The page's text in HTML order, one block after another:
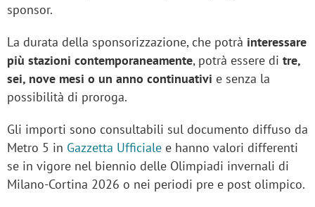
sponsor.
La durata della sponsorizzazione, che potrà interessare
più stazioni contemporaneamente, potrà essere di tre,
sei, nove mesi o un anno continuativi e senza la
possibilità di proroga.
Gli importi sono consultabili sul documento diffuso da
Metro 5 in Gazzetta Ufficiale e hanno valori differenti
se in vigore nel biennio delle Olimpiadi invernali di
Milano-Cortina 2026 o nei periodi pre e post olimpico.